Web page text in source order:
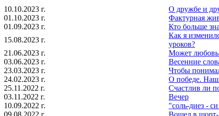
10.10.2023 г.
О дружбе и
01.10.2023 г.
Фактурная
01.09.2023 г.
Кто больше
15.08.2023 г.
Как я
уроков?
21.06.2023 г.
Может любовь
03.06.2023 г.
Весенние
23.03.2023 г.
Чтобы
24.02.2023 г.
О победе.
25.11.2022 г.
Счастлив ли
03.11.2022 г.
Вечер
10.09.2022 г.
"соль-диез -
09.08.2022 г.
Вошел в шорт-